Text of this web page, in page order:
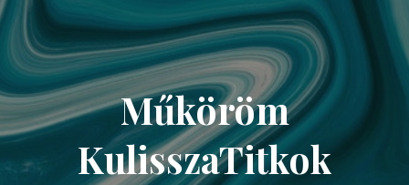
Műköröm
KulisszaTitkok